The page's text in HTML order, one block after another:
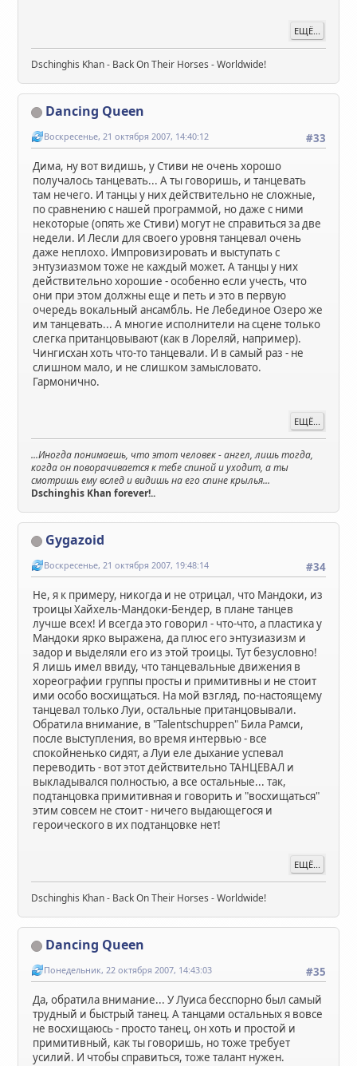
ЕЩЁ...
Dschinghis Khan - Back On Their Horses - Worldwide!
Dancing Queen
#33
Воскресенье, 21 октября 2007, 14:40:12
Дима, ну вот видишь, у Стиви не очень хорошо
получалось танцевать... А ты говоришь, и танцевать
там нечего. И танцы у них действительно не сложные,
по сравнению с нашей программой, но даже с ними
некоторые (опять же Стиви) могут не справиться за две
недели. И Лесли для своего уровня танцевал очень
даже неплохо. Импровизировать и выступать с
энтузиазмом тоже не каждый может. А танцы у них
действительно хорошие - особенно если учесть, что
они при этом должны еще и петь и это в первую
очередь вокальный ансамбль. Не Лебединое Озеро же
им танцевать... А многие исполнители на сцене только
слегка пританцовывают (как в Лореляй, например).
Чингисхан хоть что-то танцевали. И в самый раз - не
слишном мало, и не слишком замысловато.
Гармонично.
ЕЩЁ...
...Иногда понимаешь, что этот человек - ангел, лишь тогда,
когда он поворачивается к тебе спиной и уходит, а ты
смотришь ему вслед и видишь на его спине крылья...
Dschinghis Khan forever!..
Gygazoid
#34
Воскресенье, 21 октября 2007, 19:48:14
Не, я к примеру, никогда и не отрицал, что Мандоки, из
троицы Хайхель-Мандоки-Бендер, в плане танцев
лучше всех! И всегда это говорил - что-что, а пластика у
Мандоки ярко выражена, да плюс его энтузиазизм и
задор и выделяли его из этой троицы. Тут безусловно!
Я лишь имел ввиду, что танцевальные движения в
хореографии группы просты и примитивны и не стоит
ими особо восхищаться. На мой взгляд, по-настоящему
танцевал только Луи, остальные пританцовывали.
Обратила внимание, в "Talentschuppen" Била Рамси,
после выступления, во время интервью - все
спокойненько сидят, а Луи еле дыхание успевал
переводить - вот этот действительно ТАНЦЕВАЛ и
выкладывался полностью, а все остальные... так,
подтанцовка примитивная и говорить и "восхищаться"
этим совсем не стоит - ничего выдающегося и
героического в их подтанцовке нет!
ЕЩЁ...
Dschinghis Khan - Back On Their Horses - Worldwide!
Dancing Queen
#35
Понедельник, 22 октября 2007, 14:43:03
Да, обратила внимание... У Луиса бесспорно был самый
трудный и быстрый танец. А танцами остальных я вовсе
не восхищаюсь - просто танец, он хоть и простой и
примитивный, как ты говоришь, но тоже требует
усилий. И чтобы справиться, тоже талант нужен.